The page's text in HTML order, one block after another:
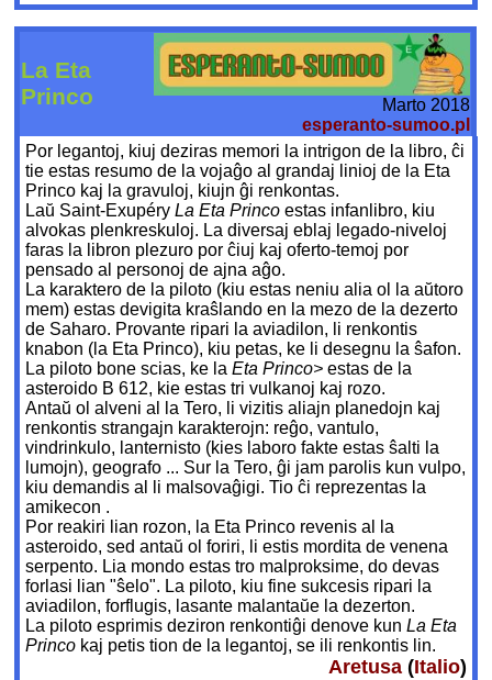
La Eta
Princo
Marto 2018
esperanto-sumoo.pl
Por legantoj, kiuj deziras memori la intrigon de la libro, ĉi
tie estas resumo de la vojaĝo al grandaj linioj de la Eta
Princo kaj la gravuloj, kiujn ĝi renkontas.
Laŭ Saint-ExupéryLa Eta Princo estas infanlibro, kiu
alvokas plenkreskuloj. La diversaj eblaj legado-niveloj
faras la libron plezuro por ĉiuj kaj oferto-temoj por
pensado al personoj de ajna aĝo.
La karaktero de la piloto (kiu estas neniu alia ol la aŭtoro
mem) estas devigita kraŝlando en la mezo de la dezerto
de Saharo. Provante ripari la aviadilon, li renkontis
knabon (la Eta Princo), kiu petas, ke li desegnu la ŝafon.
La piloto bone scias, ke laEta Princo> estas de la
asteroido B 612, kie estas tri vulkanoj kaj rozo.
Antaŭ ol alveni al la Tero, li vizitis aliajn planedojn kaj
renkontis strangajn karakterojn: reĝo, vantulo,
vindrinkulo, lanternisto (kies laboro fakte estas ŝalti la
lumojn), geografo ... Sur la Tero, ĝi jam parolis kun vulpo,
kiu demandis al li malsovaĝigi. Tio ĉi reprezentas la
amikecon .
Por reakiri lian rozon, la Eta Princo revenis al la
asteroido, sed antaŭ ol foriri, li estis mordita de venena
serpento. Lia mondo estas tro malproksime, do devas
forlasi lian "ŝelo". La piloto, kiu fine sukcesis ripari la
aviadilon, forflugis, lasante malantaŭe la dezerton.
La piloto esprimis deziron renkontiĝi denove kunLa Eta
Princo kaj petis tion de la legantoj, se ili renkontis lin.
Aretusa(Italio)